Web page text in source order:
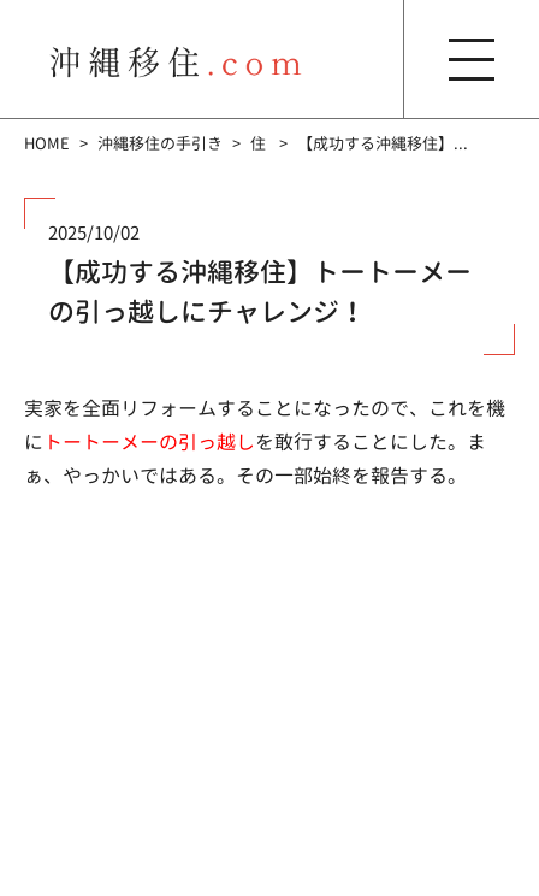
HOME 沖縄移住の手引き 住 【成功する沖縄移住】...
2025/10/02
【成功する沖縄移住】トートーメー
の引っ越しにチャレンジ！
実家を全面リフォームすることになったので、これを機
に トートーメーの引っ越しを敢行することにした。ま
ぁ、やっかいではある。その一部始終を報告する。